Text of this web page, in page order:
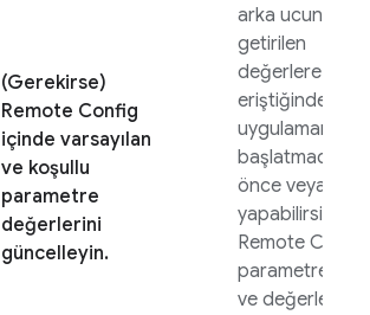
(Gerekirse)
Remote Config
içinde varsayılan
ve koşullu
parametre
değerlerini
güncelleyin.
arka ucundan
getirilen
değerlere
eriştiğinden
uygulamanızı
başlatmadan
önce veya
yapabilirsiniz.
Remote Config
parametrelerini
ve değerlerini